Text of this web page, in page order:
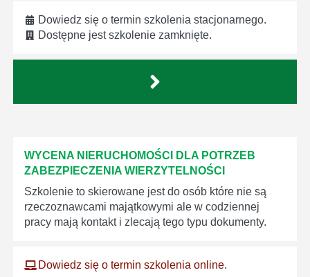
Dowiedz się o termin szkolenia stacjonarnego.
Dostępne jest szkolenie zamknięte.
WYCENA NIERUCHOMOŚCI DLA POTRZEB
ZABEZPIECZENIA WIERZYTELNOŚCI
Szkolenie to skierowane jest do osób które nie są
rzeczoznawcami majątkowymi ale w codziennej
pracy mają kontakt i zlecają tego typu dokumenty.
Dowiedz się o termin szkolenia online.